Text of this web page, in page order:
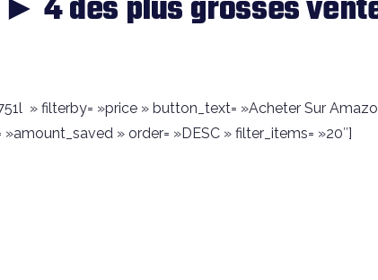
4 des plus grosses
» filterby= »price » button_text= »Acheter Sur
»amount_saved » order= »DESC » filter_items= »20″]